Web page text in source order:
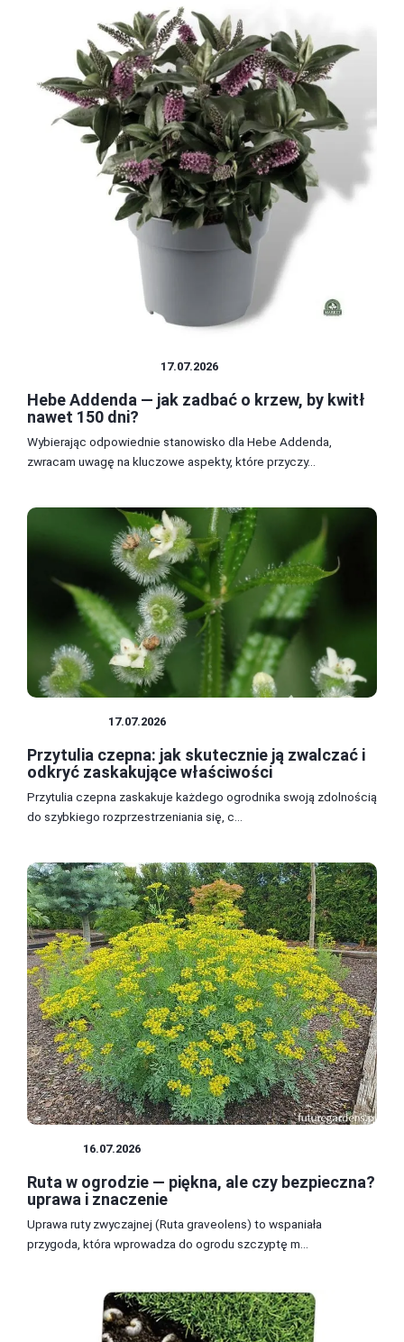
17.07.2026
Hebe Addenda — jak zadbać o krzew, by kwitł
nawet 150 dni?
Wybierając odpowiednie stanowisko dla Hebe Addenda,
zwracam uwagę na kluczowe aspekty, które przyczy...
17.07.2026
Przytulia czepna: jak skutecznie ją zwalczać i
odkryć zaskakujące właściwości
Przytulia czepna zaskakuje każdego ogrodnika swoją zdolnością
do szybkiego rozprzestrzeniania się, c...
16.07.2026
Ruta w ogrodzie — piękna, ale czy bezpieczna?
uprawa i znaczenie
Uprawa ruty zwyczajnej (Ruta graveolens) to wspaniała
przygoda, która wprowadza do ogrodu szczyptę m...